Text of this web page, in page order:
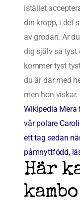
istället
din kropp, i det
av grodan. Är
dig själv så tyst
kommer tyst
du är där med
men hon viskar.
Wikipedia Mera
vår polare
ett tag sedan
påmnyttfödd,
Här